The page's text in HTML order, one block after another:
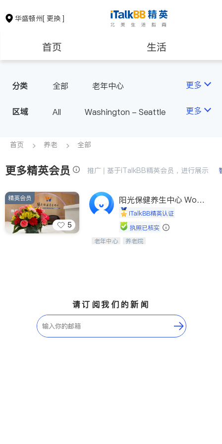
华盛顿州[ 更换 ]
首页 生活
房地产租售 银行贷款
会计师
教育 养老
非盈利组织
分类 全部 老年中心 更多
区域 All Washington - Seattle 更多
首页 养老 全部
更多精英会员 推广 | 基于iTalkBB精英会员，进行展示
5
精英会员
阳光保健养生中心 World
shineiTalkBB精英认证
执照已核实
阳光保健养生中心为老年人提供日间护
老年中心 养老院
请订阅我们的新闻